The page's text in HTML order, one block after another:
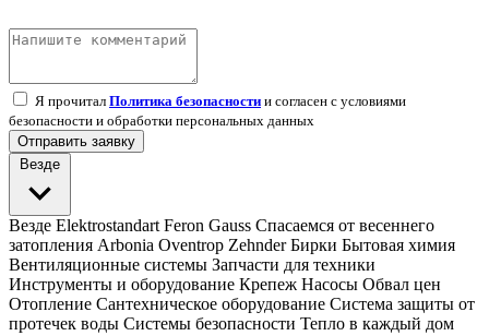
Я прочитал Политика безопасности и согласен с условиями
безопасности и обработки персональных данных
Отправить заявку
Везде
Везде Elektrostandart Feron Gauss Спасаемся от весеннего
затопления Arbonia Oventrop Zehnder Бирки Бытовая химия
Вентиляционные системы Запчасти для техники
Инструменты и оборудование Крепеж Насосы Обвал цен
Отопление Сантехническое оборудование Система защиты от
протечек воды Системы безопасности Тепло в каждый дом